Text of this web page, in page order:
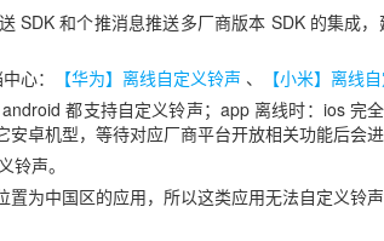
SDK 和个推消息推送多厂商版本 SDK 的集成，
心：
【华为】离线自定义铃声 、 【小米】离线
都支持自定义铃声；app 离线时：ios 完
卓机型，等待对应厂商平台开放相关功能后会进
声。
置为中国区的应用，所以这类应用无法自定义铃声